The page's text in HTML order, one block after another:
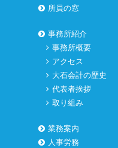
所員の窓
事務所紹介
事務所概要
アクセス
大石会計の歴史
代表者挨拶
取り組み
業務案内
人事労務